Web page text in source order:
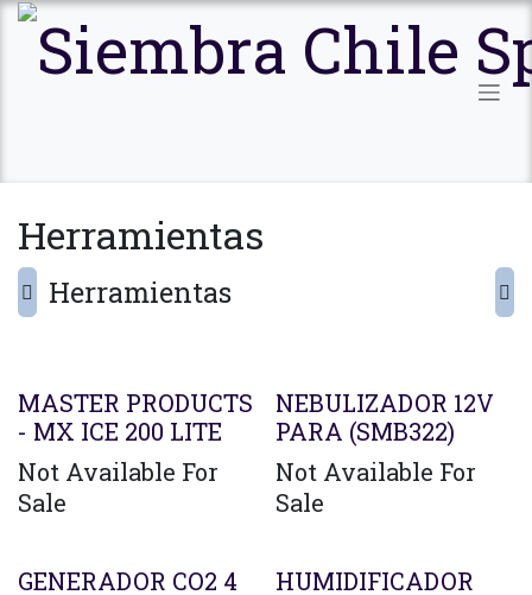
Ir al contenido
Herramientas
Herramientas
MASTER PRODUCTS
- MX ICE 200 LITE
Not Available For
Sale
NEBULIZADOR 12V
PARA (SMB322)
Not Available For
Sale
GENERADOR CO2 4
HUMIDIFICADOR